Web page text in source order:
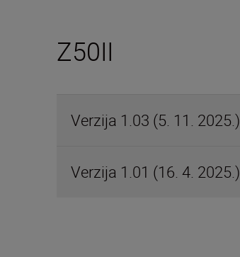
Z50II
Verzija 1.03 (5. 11. 2025.)
Verzija 1.01 (16. 4. 2025.)